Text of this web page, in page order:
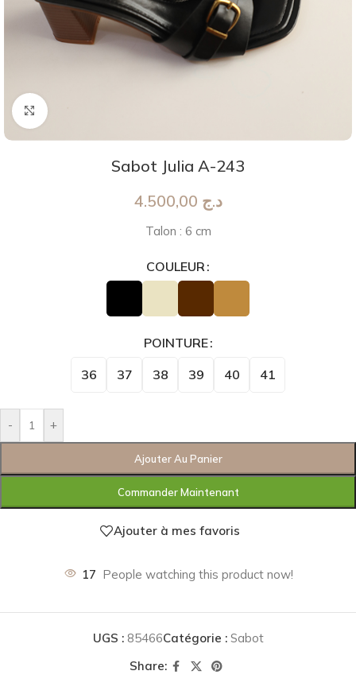
Agrandir
Sabot Julia A-243
د.ج
Talon : 6 cm
COULEUR
POINTURE
36 37 38 39 40 41
- +
Ajouter Au Panier
Commander Maintenant
Ajouter à mes favoris
17 People watching this product now!
UGS : 85466Catégorie : Sabot
Share: